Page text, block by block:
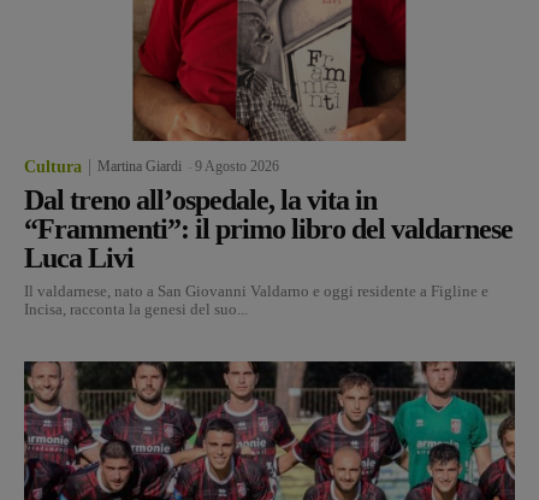
Cultura Martina Giardi 9 Agosto 2026
Dal treno all’ospedale, la vita in
“Frammenti”: il primo libro del valdarnese
Luca Livi
Il valdarnese, nato a San Giovanni Valdarno e oggi residente a Figline e
Incisa, racconta la genesi del suo...